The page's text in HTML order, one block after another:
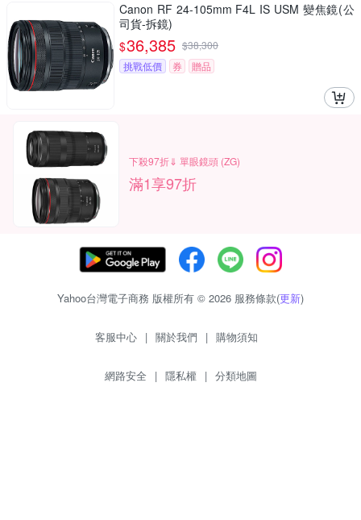
Canon RF 24-105mm F4L IS USM 變焦鏡(公
司貨-拆鏡)
$36,385 $38,300
挑戰低價
券 贈品
下殺97折⇓ 單眼鏡頭 (ZG)
滿1享97折
Yahoo台灣電子商務 版權所有 © 2026 服務條款(更新)
客服中心 | 關於我們 | 購物須知
網路安全 | 隱私權 | 分類地圖